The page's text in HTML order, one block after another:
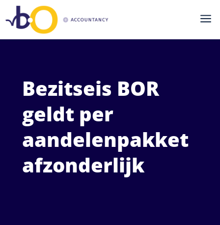
a
Bezitseis BOR
geldt per
aandelenpakket
afzonderlijk